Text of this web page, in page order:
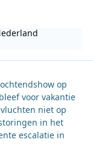
op
voor vakantie
niet op
in het
escalatie in